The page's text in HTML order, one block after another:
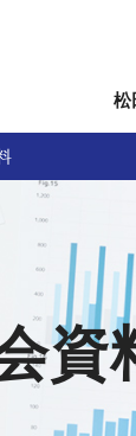
資
松
事業 ガバナ
株主・株式情報
沿革